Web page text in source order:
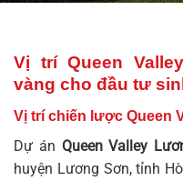
Vị trí Queen
vàng cho đầu tư
Vị trí chiến lược Queen
Dự án Queen Valley
huyện Lương Sơn, tỉnh